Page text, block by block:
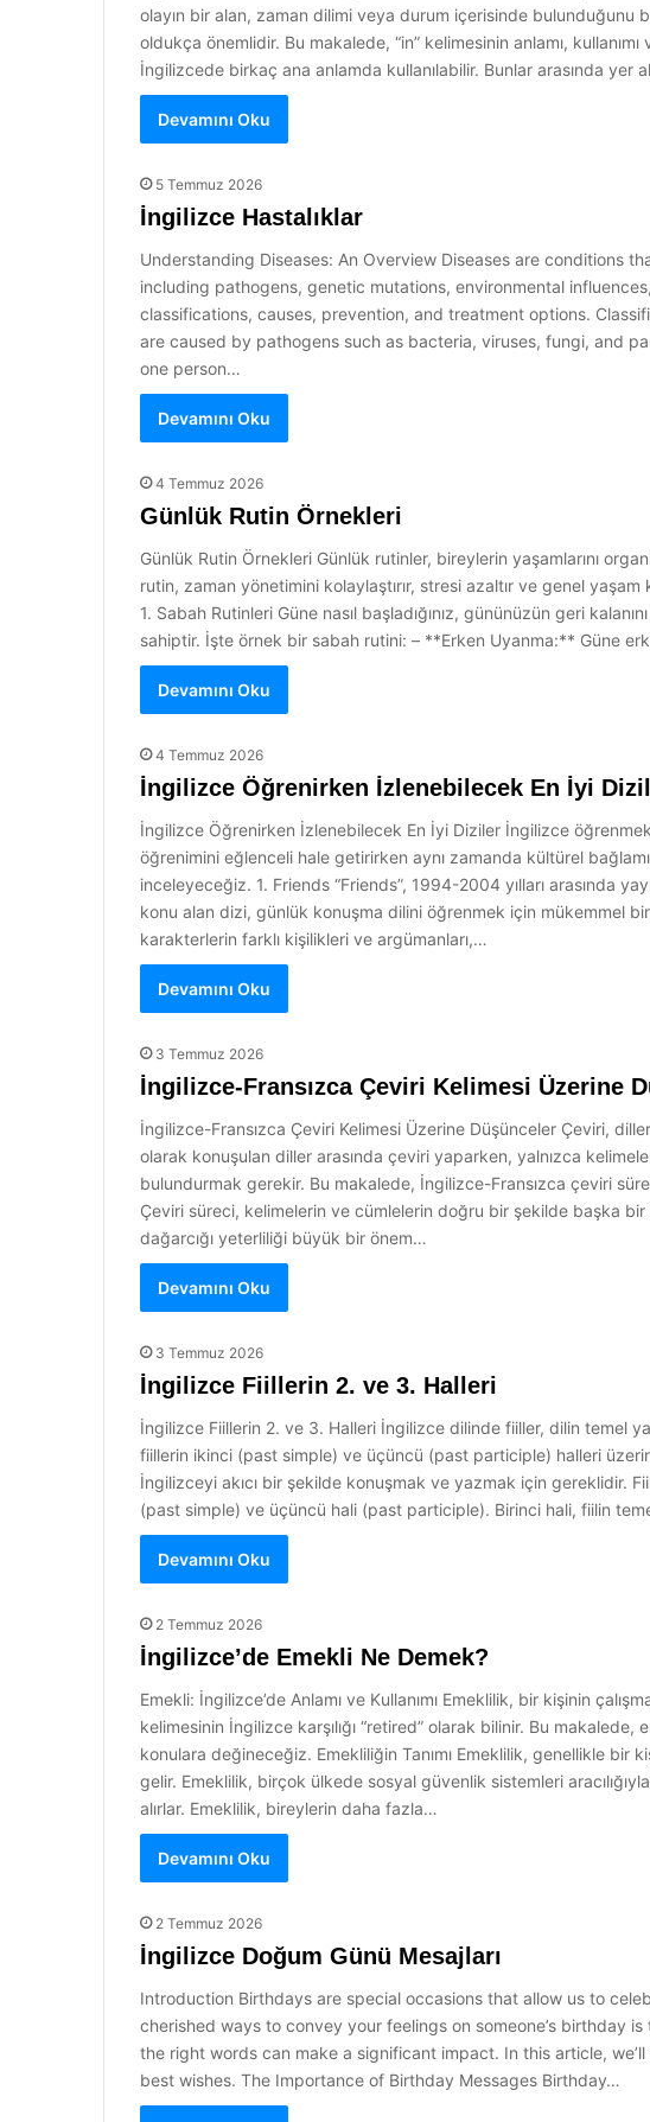
olayın bir alan, zaman dilimi veya durum içerisinde bulunduğunu
oldukça önemlidir. Bu makalede, “in” kelimesinin anlamı,
İngilizcede birkaç ana anlamda kullanılabilir. Bunlar arasında yer
Devamını Oku
5 Temmuz 2026
İngilizce Hastalıklar
Understanding Diseases: An Overview Diseases are conditions
including pathogens, genetic mutations, environmental
classifications, causes, prevention, and treatment options.
are caused by pathogens such as bacteria, viruses, fungi, and
one person…
Devamını Oku
4 Temmuz 2026
Günlük Rutin Örnekleri
Günlük Rutin Örnekleri Günlük rutinler, bireylerin yaşamlarını
rutin, zaman yönetimini kolaylaştırır, stresi azaltır ve genel
1. Sabah Rutinleri Güne nasıl başladığınız, gününüzün geri
sahiptir. İşte örnek bir sabah rutini: – **Erken Uyanma:** Güne
Devamını Oku
4 Temmuz 2026
İngilizce Öğrenirken İzlenebilecek En İyi
İngilizce Öğrenirken İzlenebilecek En İyi Diziler İngilizce
öğrenimini eğlenceli hale getirirken aynı zamanda kültürel
inceleyeceğiz. 1. Friends “Friends”, 1994-2004 yılları arasında
konu alan dizi, günlük konuşma dilini öğrenmek için mükemmel
karakterlerin farklı kişilikleri ve argümanları,…
Devamını Oku
3 Temmuz 2026
İngilizce-Fransızca Çeviri Kelimesi Üzerine
İngilizce-Fransızca Çeviri Kelimesi Üzerine Düşünceler Çeviri,
olarak konuşulan diller arasında çeviri yaparken, yalnızca
bulundurmak gerekir. Bu makalede, İngilizce-Fransızca çeviri
Çeviri süreci, kelimelerin ve cümlelerin doğru bir şekilde başka bir
dağarcığı yeterliliği büyük bir önem…
Devamını Oku
3 Temmuz 2026
İngilizce Fiillerin 2. ve 3. Halleri
İngilizce Fiillerin 2. ve 3. Halleri İngilizce dilinde fiiller, dilin temel
fiillerin ikinci (past simple) ve üçüncü (past participle) halleri
İngilizceyi akıcı bir şekilde konuşmak ve yazmak için gereklidir.
(past simple) ve üçüncü hali (past participle). Birinci hali, fiilin
Devamını Oku
2 Temmuz 2026
İngilizce’de Emekli Ne Demek?
Emekli: İngilizce’de Anlamı ve Kullanımı Emeklilik, bir kişinin
kelimesinin İngilizce karşılığı “retired” olarak bilinir. Bu
konulara değineceğiz. Emekliliğin Tanımı Emeklilik, genellikle bir
gelir. Emeklilik, birçok ülkede sosyal güvenlik sistemleri
alırlar. Emeklilik, bireylerin daha fazla…
Devamını Oku
2 Temmuz 2026
İngilizce Doğum Günü Mesajları
Introduction Birthdays are special occasions that allow us to
cherished ways to convey your feelings on someone’s birthday
the right words can make a significant impact. In this article,
best wishes. The Importance of Birthday Messages Birthday…